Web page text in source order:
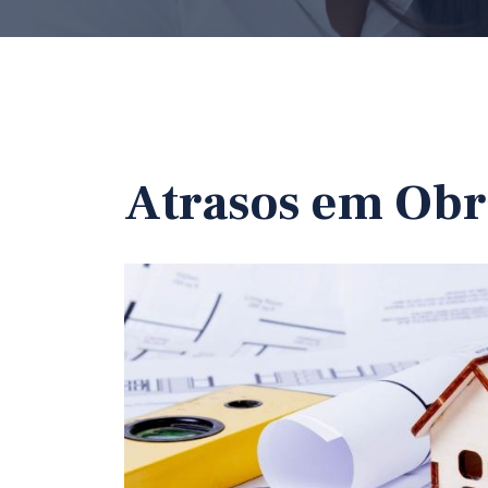
Atrasos em